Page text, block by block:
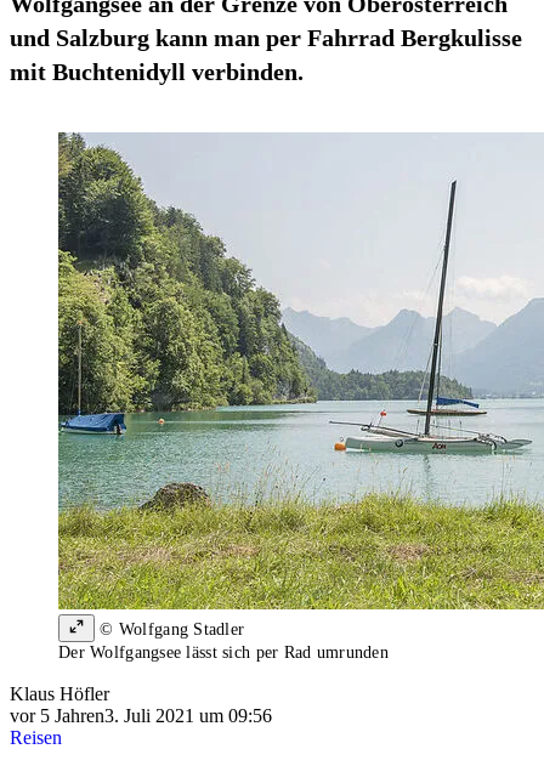
und Salzburg kann man per Fahrrad Bergkulisse
mit Buchtenidyll verbinden.
© Wolfgang Stadler
Der Wolfgangsee lässt sich per Rad umrunden
Klaus Höfler
vor 5 Jahren3. Juli 2021 um 09:56
Reisen